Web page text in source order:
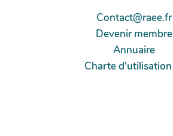
Contact@raee.fr
Devenir membre
Annuaire
Charte d'utilisation